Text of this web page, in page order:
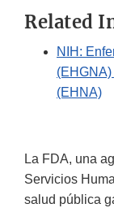
Related
NIH:
(EHNA)
La FDA, una
Servicios
salud pública